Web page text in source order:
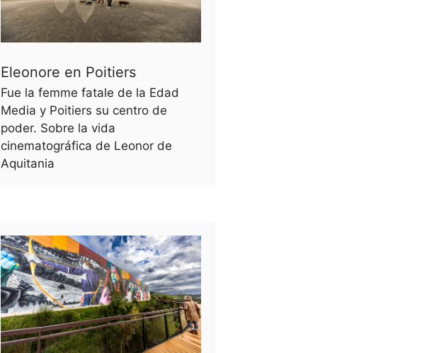
Eleonore en Poitiers
Fue la femme fatale de la Edad
Media y Poitiers su centro de
poder. Sobre la vida
cinematográfica de Leonor de
Aquitania